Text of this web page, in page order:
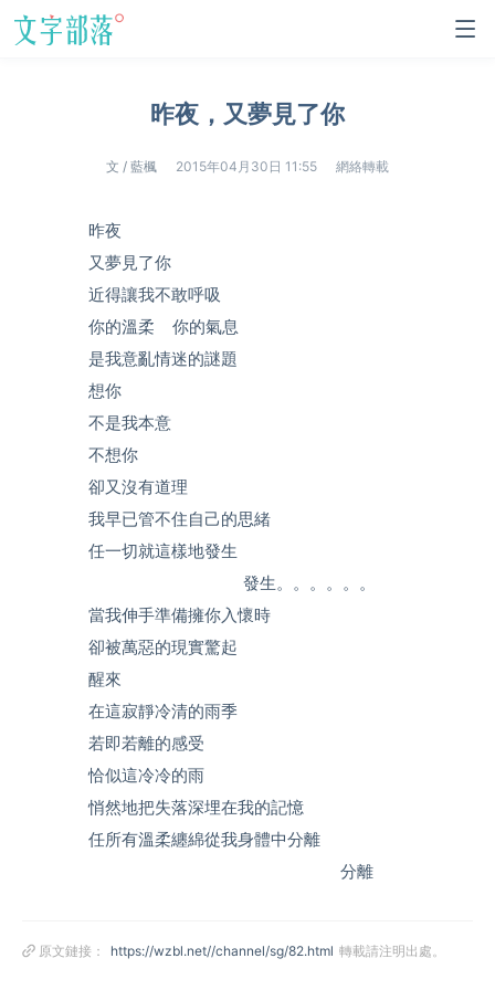
昨夜，又夢見了你
文 / 藍楓 2015年04月30日 11:55 網絡轉載
昨夜­
又夢見了你­
近得讓我不敢呼吸­
你的溫柔 你的氣息­
是我意亂情迷的謎題­
想你­
不是我本意­
不想你­
卻又沒有道理­
我早已管不住自己的思緒­
任一切就這樣地發生­
發生。。。。。。­
當我伸手準備擁你入懷時­
卻被萬惡的現實驚起­
醒來­
在這寂靜冷清的雨季­
若即若離的感受­
恰似這冷冷的雨­
悄然地把失落深埋在我的記憶­
任所有溫柔纏綿從我身體中分離­
分離­
原文鏈接： https://wzbl.net//channel/sg/82.html 轉載請注明出處。